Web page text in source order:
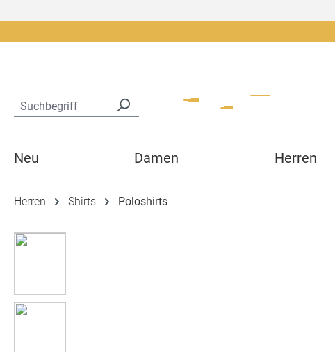
Neu Damen Herren
Herren Shirts Poloshirts
Bildergalerie überspringen